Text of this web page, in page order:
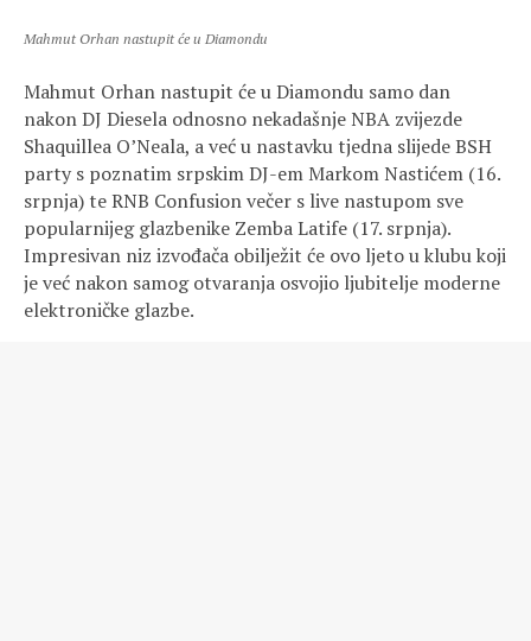
Mahmut Orhan nastupit će u Diamondu
Mahmut Orhan nastupit će u Diamondu samo dan
nakon DJ Diesela odnosno nekadašnje NBA zvijezde
Shaquillea O’Neala, a već u nastavku tjedna slijede BSH
party s poznatim srpskim DJ-em Markom Nastićem (16.
srpnja) te RNB Confusion večer s live nastupom sve
popularnijeg glazbenike Zemba Latife (17. srpnja).
Impresivan niz izvođača obilježit će ovo ljeto u klubu koji
je već nakon samog otvaranja osvojio ljubitelje moderne
elektroničke glazbe.